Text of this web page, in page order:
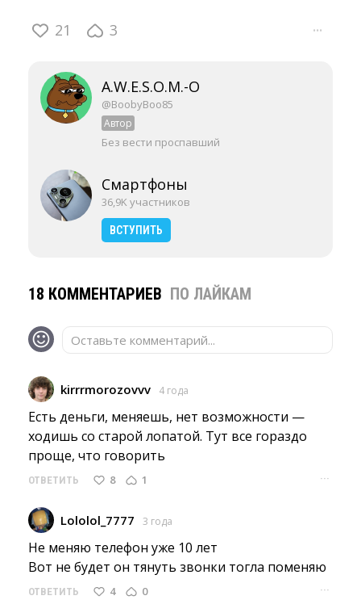
21 3 ···
A.W.E.S.O.M.-O
@BoobyBoo85
Автор
Без вести проспавший
Смартфоны
36,9K участников
ВСТУПИТЬ
18 КОММЕНТАРИЕВ ПО ЛАЙКАМ
Оставьте комментарий...
kirrrmorozovvv 4 года
Есть деньги, меняешь, нет возможности —
ходишь со старой лопатой. Тут все гораздо
проще, что говорить
ОТВЕТИТЬ 8 1 ···
Lololol_7777 3 года
Не меняю телефон уже 10 лет
Вот не будет он тянуть звонки тогла поменяю
ОТВЕТИТЬ 4 0 ···